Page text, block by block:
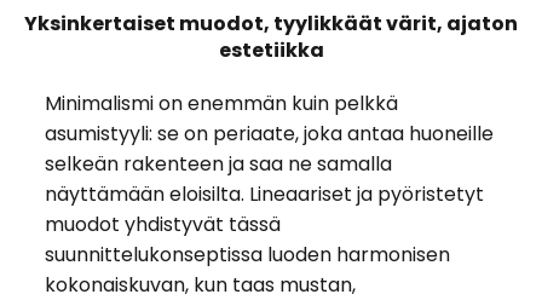
Yksinkertaiset muodot, tyylikkäät värit, ajaton
estetiikka
Minimalismi on enemmän kuin pelkkä
asumistyyli: se on periaate, joka antaa huoneille
selkeän rakenteen ja saa ne samalla
näyttämään eloisilta. Lineaariset ja pyöristetyt
muodot yhdistyvät tässä
suunnittelukonseptissa luoden harmonisen
kokonaiskuvan, kun taas mustan,